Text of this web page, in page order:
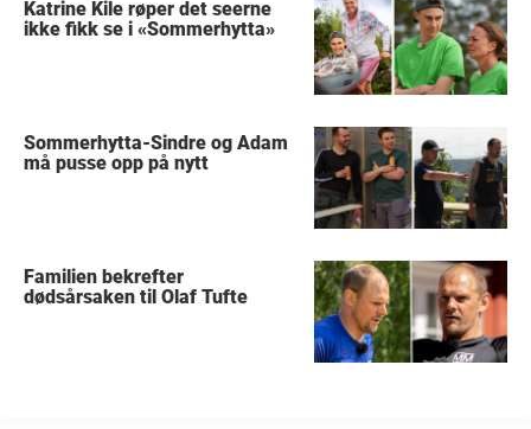
Katrine Kile røper det seerne
ikke fikk se i «Sommerhytta»
Sommerhytta-Sindre og Adam
må pusse opp på nytt
Familien bekrefter
dødsårsaken til Olaf Tufte